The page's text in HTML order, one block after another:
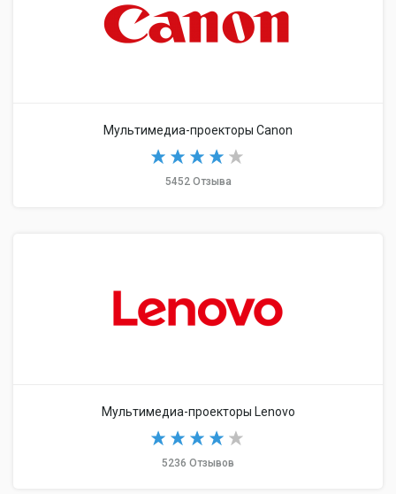
Мультимедиа-проекторы Canon
5452 Отзыва
Мультимедиа-проекторы Lenovo
5236 Отзывов